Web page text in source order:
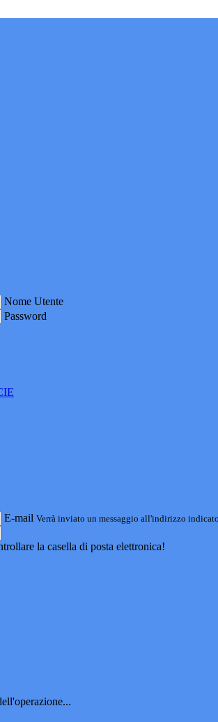
Nome Utente
Password
E-mail Verrà inviato un messaggio all'indirizzo
la casella di posta elettronica!